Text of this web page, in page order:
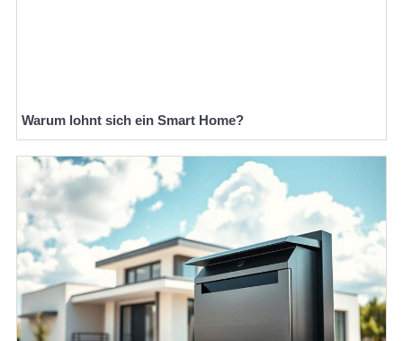
Warum lohnt sich ein Smart Home?